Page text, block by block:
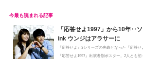
「応答せよ1997」から10年‥
ink ウンジはアラサーに
『応答せよ』3シリーズの先鋒となった『応答せ
『応答せよ1997』出演者別ポスター。2人とも